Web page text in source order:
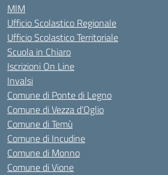
MIM
Ufficio Scolastico Regionale
Ufficio Scolastico Territoriale
Scuola in Chiaro
Iscrizioni On Line
Invalsi
Comune di Ponte di Legno
Comune di Vezza d’Oglio
Comune di Temù
Comune di Incudine
Comune di Monno
Comune di Vione